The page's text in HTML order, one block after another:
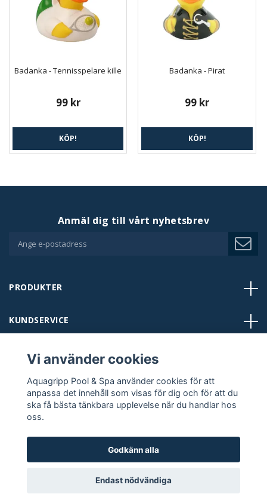
Badanka - Tennisspelare kille
99 kr
KÖP!
Badanka - Pirat
99 kr
KÖP!
PRODUKTER
Anmäl dig till vårt nyhetsbrev
KUNDSERVICE
BUTIKER
KONTAKT
Copyright © 2024 Aquagripp Pool & Spa
Vi använder cookies
Aquagripp Pool & Spa använder cookies för att
anpassa det innehåll som visas för dig och för att du
ska få bästa tänkbara upplevelse när du handlar hos
oss.
Godkänn alla
Endast nödvändiga